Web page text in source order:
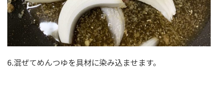
6.混ぜてめんつゆを具材に染み込ませます。